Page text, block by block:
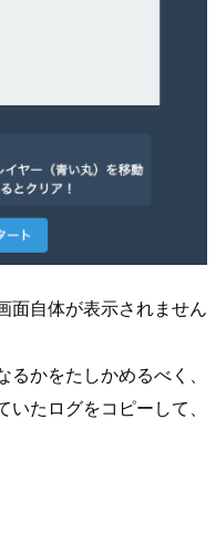
面自体が表示されません
かをたしかめるべく、
たログをコピーして、